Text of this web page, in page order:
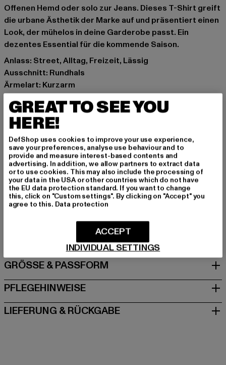
Offenen Hemd oder solo zur Jeans. Dieses T-Shirt greift
die urbane Ästhetik der Marke auf und präsentiert einen
Look, der mühelos in deine Garderobe passt. Ein
dezentes Essential für die kommende Saison.
Anlass: Street, Alltag, Freizeit, Lässig
Ausschnitt: Rundhals
Ärmelart: Kurzarm
Details: Brandlogo
Schnitt: Normal
Marke: Lost Youth
Farbe: weiß
Hersteller Farbe: ready for dye
Materialzusammensetzung: 100% Baumwolle
Art.Nr: LY200-03232
Hersteller: TB International GmbH |
Dr.-Robert-Murjahn-Straße 7 | 64372 Ober-Ramstadt |
GRÖSSE & PASSFORM
PFLEGEHINWEISE
LIEFERUNG & RÜCKGABE
GREAT TO SEE YOU
HERE!
DefShop uses cookies to improve your use experience,
save your preferences, analyse use behaviour and to
provide and measure interest-based contents and
advertising. In addition, we allow partners to extract data
or to use cookies. This may also include the processing of
your data in the USA or other countries which do not have
the EU data protection standard. If you want to change
this, click on "Custom settings". By clicking on "Accept" you
agree to this. Data protection
INDIVIDUAL SETTINGS
ACCEPT